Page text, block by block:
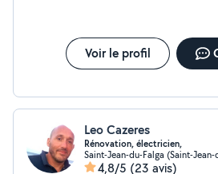
Voir le profil
Leo Cazeres
Rénovation, électricien,
Saint-Jean-du-Falga (Saint-Jean-
4,8/5 (23 avis)